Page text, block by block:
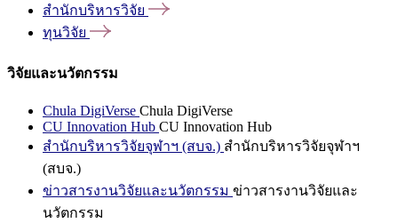
สำนักบริหารวิจัย
ทุนวิจัย
วิจัยและนวัตกรรม
Chula DigiVerse Chula DigiVerse
CU Innovation Hub CU Innovation Hub
สำนักบริหารวิจัยจุฬาฯ (สบจ.) สำนักบริหารวิจัยจุฬาฯ
(สบจ.)
ข่าวสารงานวิจัยและนวัตกรรม ข่าวสารงานวิจัยและ
นวัตกรรม